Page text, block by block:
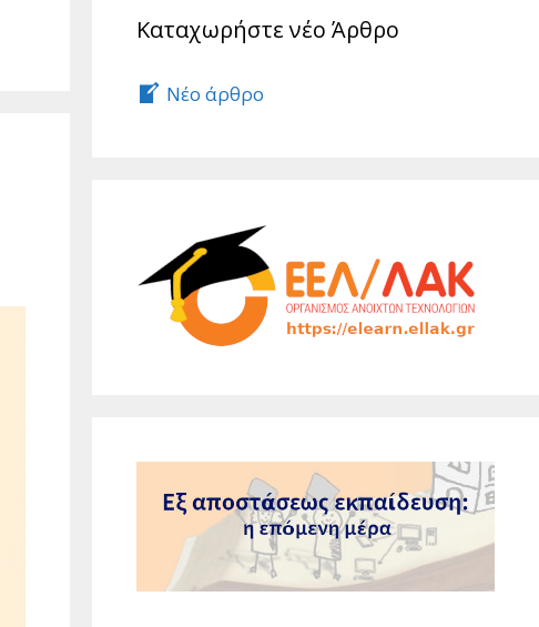
Καταχωρήστε νέο Άρθρο
Νέο άρθρο